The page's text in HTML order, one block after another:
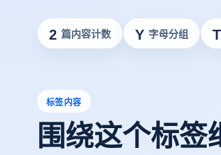
2 篇内容计数 Y 字母分组
标签内容
围绕这个标签